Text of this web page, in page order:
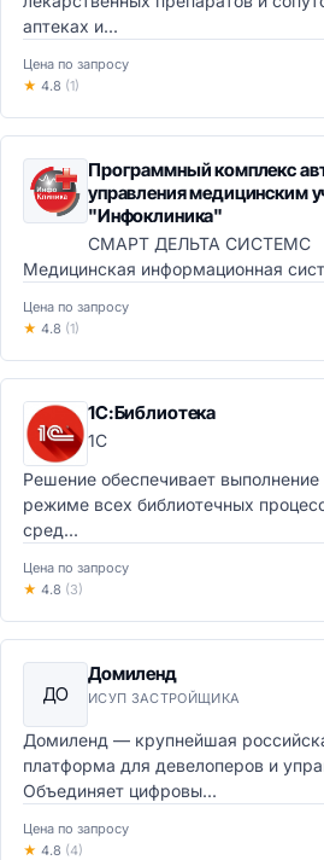
аптеках и...
Цена по запросу
★ 4.8 (1)
Программный комплекс
управления медицинским
"Инфоклиника"
СМАРТ ДЕЛЬТА СИСТЕМС
Медицинская информационная
Цена по запросу
★ 4.8 (1)
1С:Библиотека
1С
Решение обеспечивает
режиме всех библиотечных
сред...
Цена по запросу
★ 4.8 (3)
ДО
Домиленд
ИСУП ЗАСТРОЙЩИКА
Домиленд — крупнейшая
платформа для девелоперов и
Объединяет цифровы...
Цена по запросу
★ 4.8 (4)